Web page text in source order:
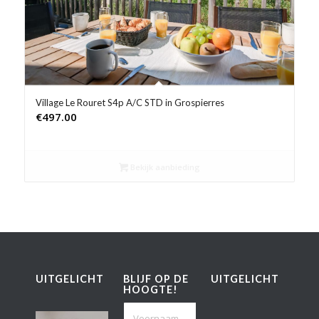
Village Le Rouret S4p A/C STD in Grospierres
€497.00
UITGELICHT
BLIJF OP DE
HOOGTE!
UITGELICHT